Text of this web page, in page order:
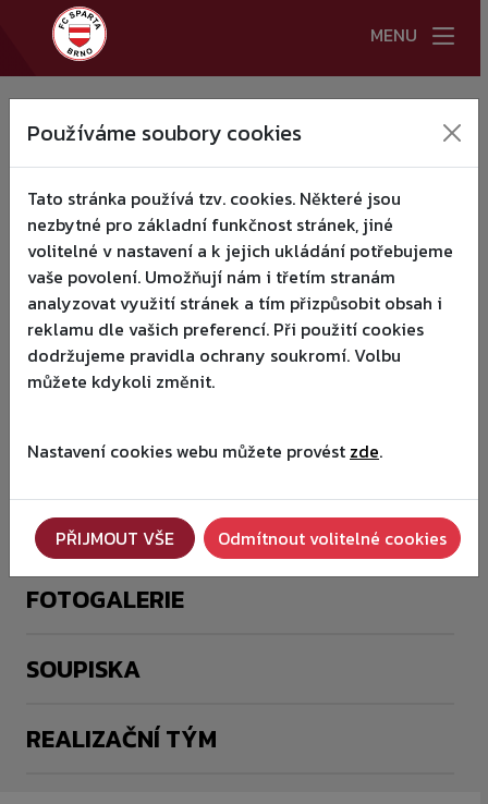
MENU
NOVINKY
▾
A TÝM
▾
▾
MLÁDEŽ
▾
KEMPY RAZB 2026
Domů/ u-8 /
TABULKAU-8
Prohlížejte archivní tabulky
ZÁPASY
TABULKA
NOVINKY
FOTOGALERIE
SOUPISKA
REALIZAČNÍ TÝM
Používáme soubory cookies
Tato stránka používá tzv. cookies. Některé jsou
nezbytné pro základní funkčnost stránek, jiné
volitelné v nastavení a k jejich ukládání potřebujeme
vaše povolení. Umožňují nám i třetím stranám
analyzovat využití stránek a tím přizpůsobit obsah i
reklamu dle vašich preferencí. Při použití cookies
dodržujeme pravidla ochrany soukromí. Volbu
můžete kdykoli změnit.
Nastavení cookies webu můžete provést zde.
PŘIJMOUT VŠE Odmítnout volitelné cookies